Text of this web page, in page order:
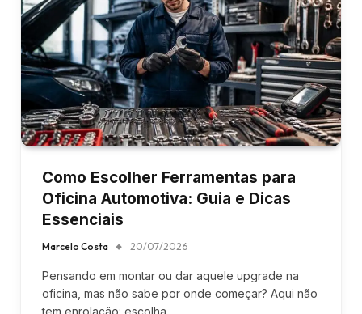
Como Escolher Ferramentas para
Oficina Automotiva: Guia e Dicas
Essenciais
Marcelo Costa 20/07/2026
Pensando em montar ou dar aquele upgrade na
oficina, mas não sabe por onde começar? Aqui não
tem enrolação: escolha…